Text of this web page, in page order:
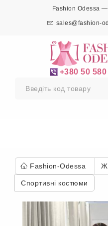
Fashion Odessa
sales@fashion-
+380 50
Fashion-Odessa
Спортивні костюми